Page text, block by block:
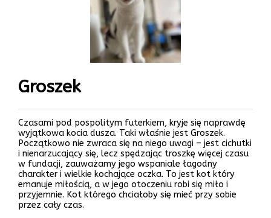
Groszek
Czasami pod pospolitym futerkiem, kryje się naprawdę
wyjątkowa kocia dusza. Taki właśnie jest Groszek.
Początkowo nie zwraca się na niego uwagi – jest cichutki
i nienarzucający się, lecz spędzając troszkę więcej czasu
w fundacji, zauważamy jego wspaniale łagodny
charakter i wielkie kochające oczka. To jest kot który
emanuje miłością, a w jego otoczeniu robi się miło i
przyjemnie. Kot którego chciałoby się mieć przy sobie
przez cały czas.